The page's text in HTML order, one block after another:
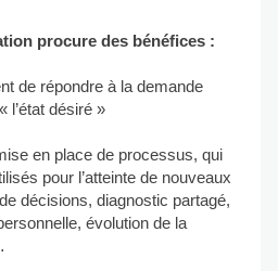
procure des bénéfices :
de répondre à la demande
l’état désiré »
en place de processus, qui
pour l’atteinte de nouveaux
décisions, diagnostic partagé,
évolution de la